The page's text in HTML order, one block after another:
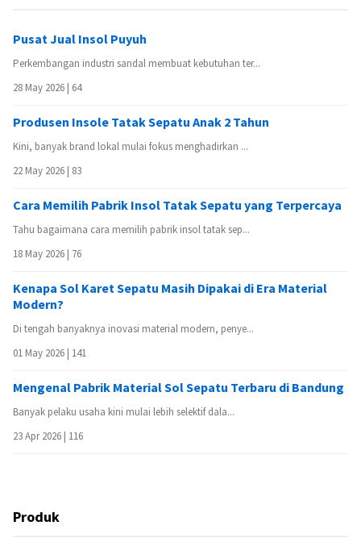
Pusat Jual Insol Puyuh
Perkembangan industri sandal membuat kebutuhan ter...
28 May 2026 | 64
Produsen Insole Tatak Sepatu Anak 2 Tahun
Kini, banyak brand lokal mulai fokus menghadirkan ...
22 May 2026 | 83
Cara Memilih Pabrik Insol Tatak Sepatu yang Terpercaya
Tahu bagaimana cara memilih pabrik insol tatak sep...
18 May 2026 | 76
Kenapa Sol Karet Sepatu Masih Dipakai di Era Material
Modern?
Di tengah banyaknya inovasi material modern, penye...
01 May 2026 | 141
Mengenal Pabrik Material Sol Sepatu Terbaru di Bandung
Banyak pelaku usaha kini mulai lebih selektif dala...
23 Apr 2026 | 116
Produk